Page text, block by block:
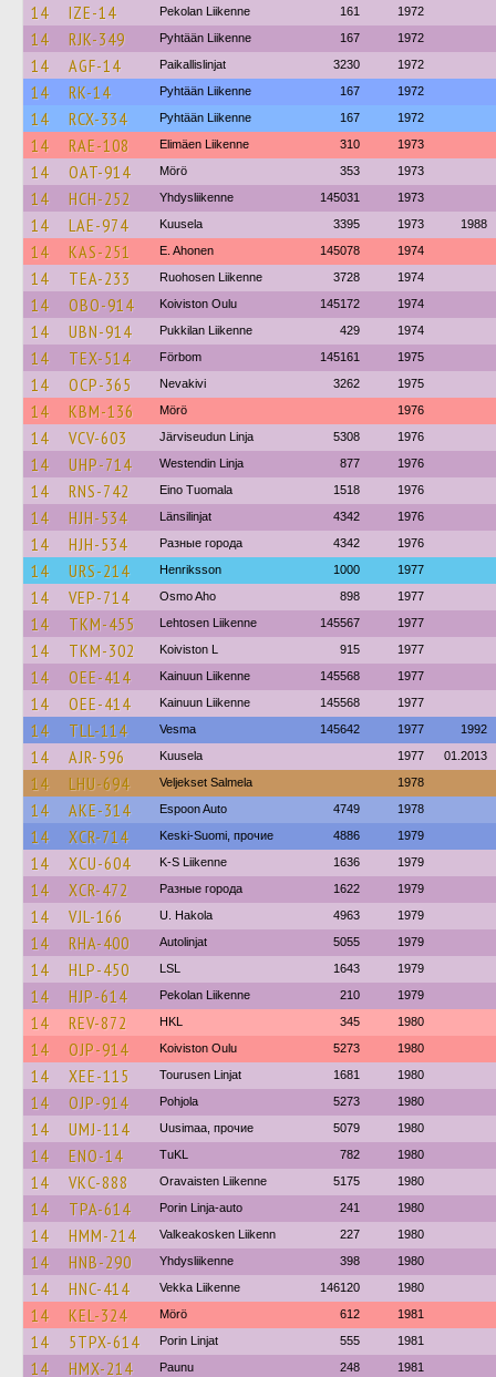
14 IZE-14 Pekolan Liikenne 161 1972
14 RJK-349 Pyhtään Liikenne 167 1972
14 AGF-14 Paikallislinjat 3230 1972
14 RK-14 Pyhtään Liikenne 167 1972
14 RCX-334 Pyhtään Liikenne 167 1972
14 RAE-108 Elimäen Liikenne 310 1973
14 OAT-914 Mörö 353 1973
14 HCH-252 Yhdysliikenne 145031 1973
14 LAE-974 Kuusela 3395 1973 1988
14 KAS-251 E. Ahonen 145078 1974
14 TEA-233 Ruohosen Liikenne 3728 1974
14 OBO-914 Koiviston Oulu 145172 1974
14 UBN-914 Pukkilan Liikenne 429 1974
14 TEX-514 Förbom 145161 1975
14 OCP-365 Nevakivi 3262 1975
14 KBM-136 Mörö 1976
14 VCV-603 Järviseudun Linja 5308 1976
14 UHP-714 Westendin Linja 877 1976
14 RNS-742 Eino Tuomala 1518 1976
14 HJH-534 Länsilinjat 4342 1976
14 HJH-534 Разные города 4342 1976
14 URS-214 Henriksson 1000 1977
14 VEP-714 Osmo Aho 898 1977
14 TKM-455 Lehtosen Liikenne 145567 1977
14 TKM-302 Koiviston L 915 1977
14 OEE-414 Kainuun Liikenne 145568 1977
14 OEE-414 Kainuun Liikenne 145568 1977
14 TLL-114 Vesma 145642 1977 1992
14 AJR-596 Kuusela 1977 01.2013
14 LHU-694 Veljekset Salmela 1978
14 AKE-314 Espoon Auto 4749 1978
14 XCR-714 Keski-Suomi, прочие 4886 1979
14 XCU-604 K-S Liikenne 1636 1979
14 XCR-472 Разные города 1622 1979
14 VJL-166 U. Hakola 4963 1979
14 RHA-400 Autolinjat 5055 1979
14 HLP-450 LSL 1643 1979
14 HJP-614 Pekolan Liikenne 210 1979
14 REV-872 HKL 345 1980
14 OJP-914 Koiviston Oulu 5273 1980
14 XEE-115 Tourusen Linjat 1681 1980
14 OJP-914 Pohjola 5273 1980
14 UMJ-114 Uusimaa, прочие 5079 1980
14 ENO-14 TuKL 782 1980
14 VKC-888 Oravaisten Liikenne 5175 1980
14 TPA-614 Porin Linja-auto 241 1980
14 HMM-214 Valkeakosken Liikenn 227 1980
14 HNB-290 Yhdysliikenne 398 1980
14 HNC-414 Vekka Liikenne 146120 1980
14 KEL-324 Mörö 612 1981
14 5TPX-614 Porin Linjat 555 1981
14 HMX-214 Paunu 248 1981